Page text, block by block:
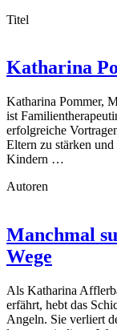
Titel
Katharina
Katharina Pommer,
ist
erfolgreiche
Eltern zu stärken
Kindern …
Autoren
Manchmal
Wege
Als Katharina
erfährt, hebt das
Angeln. Sie verliert